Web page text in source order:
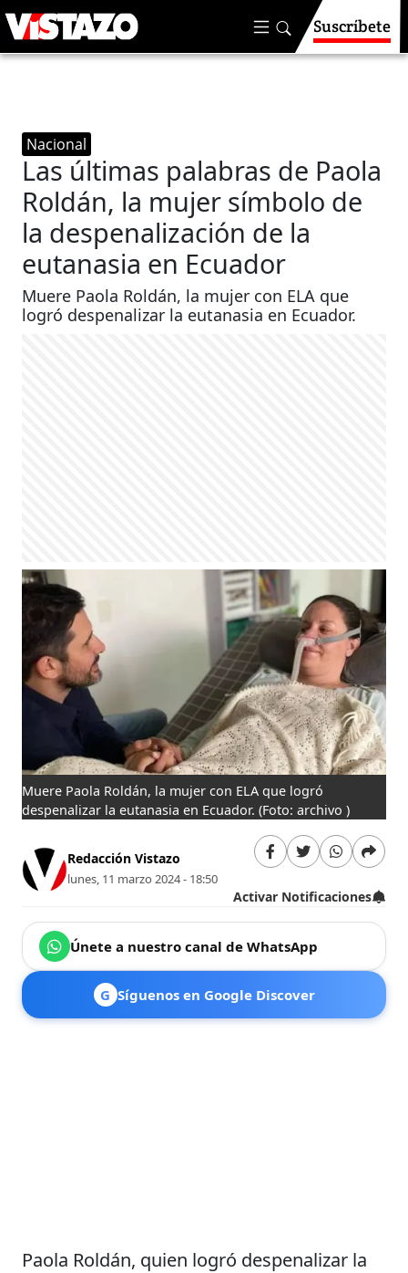
Suscríbete
Nacional
Las últimas palabras de Paola
Roldán, la mujer símbolo de
la despenalización de la
eutanasia en Ecuador
Muere Paola Roldán, la mujer con ELA que
logró despenalizar la eutanasia en Ecuador.
Muere Paola Roldán, la mujer con ELA que logró
despenalizar la eutanasia en Ecuador. (Foto: archivo )
Redacción Vistazo
lunes, 11 marzo 2024 - 18:50
Activar Notificaciones
Únete a nuestro canal de WhatsApp
G Síguenos en Google Discover
Paola Roldán, quien logró despenalizar la